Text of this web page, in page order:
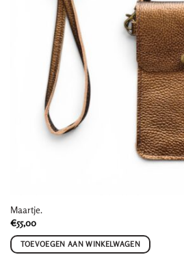
Maartje.
€55,00
TOEVOEGEN AAN WINKELWAGEN